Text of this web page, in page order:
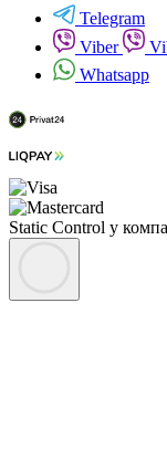
Telegram
Viber
Whatsapp
Static Control у